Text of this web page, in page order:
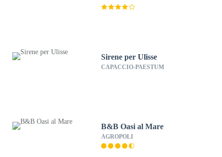
Sirene per Ulisse
CAPACCIO-PAESTUM
B&B Oasi al Mare
AGROPOLI